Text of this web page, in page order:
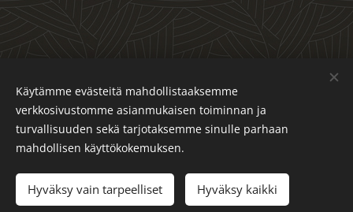
Lisää ostoskoriin
Evästeet
Kielet
Suomi
English
Käytämme evästeitä mahdollistaaksemme
verkkosivustomme asianmukaisen toiminnan ja
turvallisuuden sekä tarjotaksemme sinulle parhaan
mahdollisen käyttökokemuksen.
Hyväksy vain tarpeelliset Hyväksy kaikki